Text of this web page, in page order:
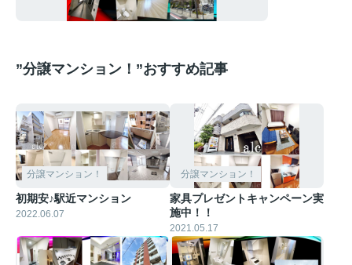
”分譲マンション！”おすすめ記事
分譲マンション！
初期安♪駅近マンション
2022.06.07
分譲マンション！
家具プレゼントキャンペーン実
施中！！
2021.05.17